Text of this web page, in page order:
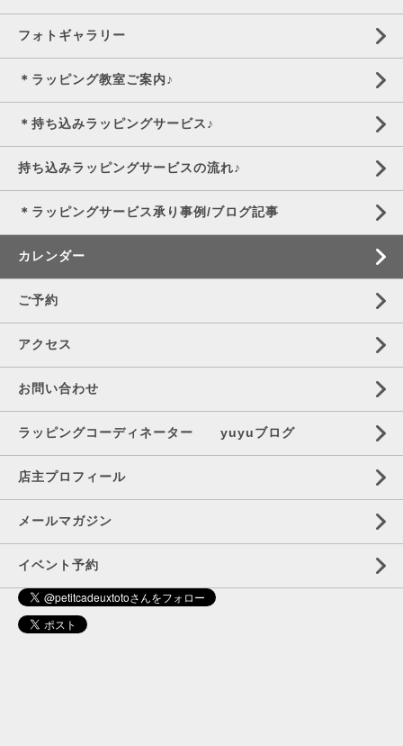
フォトギャラリー
＊ラッピング教室ご案内♪
＊持ち込みラッピングサービス♪
持ち込みラッピングサービスの流れ♪
＊ラッピングサービス承り事例/ブログ記事
カレンダー
ご予約
アクセス
お問い合わせ
ラッピングコーディネーター yuyuブログ
店主プロフィール
メールマガジン
イベント予約